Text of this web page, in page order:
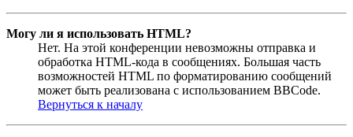
Могу ли я использовать HTML?
Нет. На этой конференции невозможны отправка и
обработка HTML-кода в сообщениях. Большая часть
возможностей HTML по форматированию сообщений
может быть реализована с использованием BBCode.
Вернуться к началу